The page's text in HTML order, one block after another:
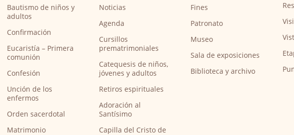
Bautismo de niños y
adultos
Confirmación
Eucaristía – Primera
comunión
Confesión
Unción de los
enfermos
Orden sacerdotal
Matrimonio
Noticias
Agenda
Cursillos
prematrimoniales
Catequesis de niños,
jóvenes y adultos
Retiros espirituales
Adoración al
Santísimo
Capilla del Cristo de
Fines
Patronato
Museo
Sala de exposiciones
Biblioteca y archivo